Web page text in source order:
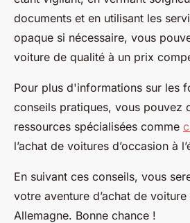
documents et en utilisant les
opaque si nécessaire, vous
voiture de qualité à un prix
Pour plus d'informations sur les
conseils pratiques, vous pouvez
ressources spécialisées comme
l’achat de voitures d’occasion à
En suivant ces conseils, vous
votre aventure d’achat de voiture
Allemagne. Bonne chance !